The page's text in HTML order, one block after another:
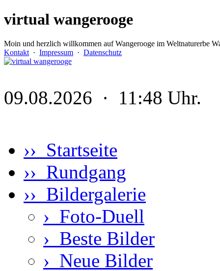
virtual wangerooge
Moin und herzlich willkommen auf Wangerooge im Weltnaturerbe
Kontakt · Impressum · Datenschutz
09.08.2026 · 11:48 Uhr.
›› Startseite
›› Rundgang
›› Bildergalerie
› Foto-Duell
› Beste Bilder
› Neue Bilder